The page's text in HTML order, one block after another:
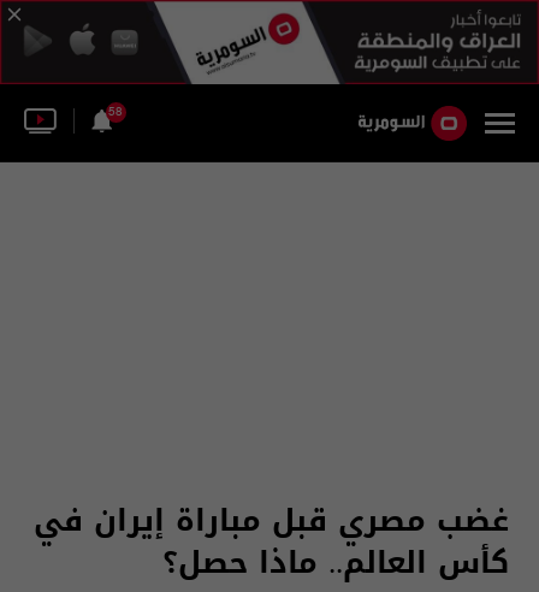
58
غضب مصري قبل مباراة إيران في
كأس العالم.. ماذا حصل؟